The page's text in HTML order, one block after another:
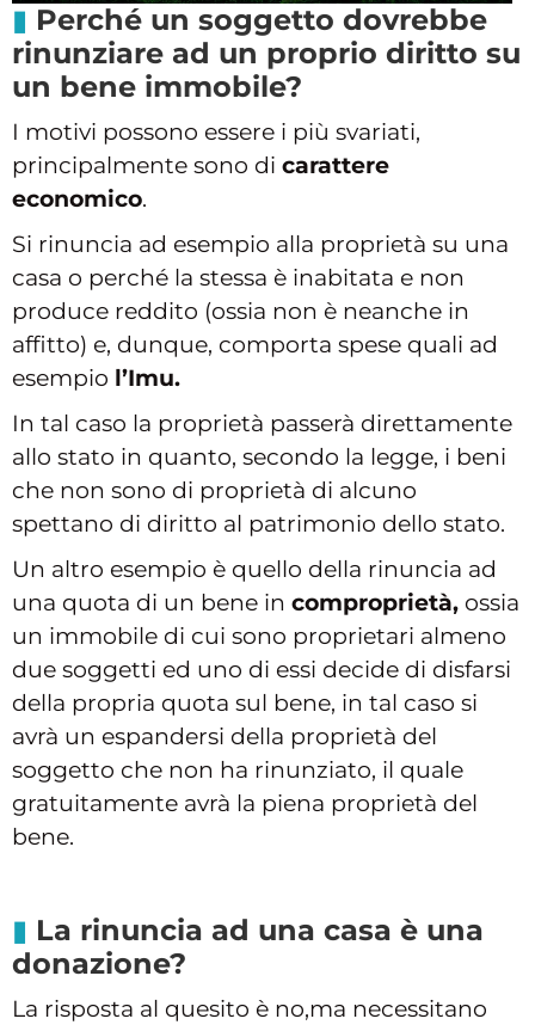
Perché un soggetto dovrebbe
rinunziare ad un proprio diritto su
un bene immobile?
I motivi possono essere i più svariati,
principalmente sono di carattere
economico.
Si rinuncia ad esempio alla proprietà su una
casa o perché la stessa è inabitata e non
produce reddito (ossia non è neanche in
affitto) e, dunque, comporta spese quali ad
esempio l’Imu.
In tal caso la proprietà passerà direttamente
allo stato in quanto, secondo la legge, i beni
che non sono di proprietà di alcuno
spettano di diritto al patrimonio dello stato.
Un altro esempio è quello della rinuncia ad
una quota di un bene in comproprietà, ossia
un immobile di cui sono proprietari almeno
due soggetti ed uno di essi decide di disfarsi
della propria quota sul bene, in tal caso si
avrà un espandersi della proprietà del
soggetto che non ha rinunziato, il quale
gratuitamente avrà la piena proprietà del
bene.
La rinuncia ad una casa è una
donazione?
La risposta al quesito è no,ma necessitano